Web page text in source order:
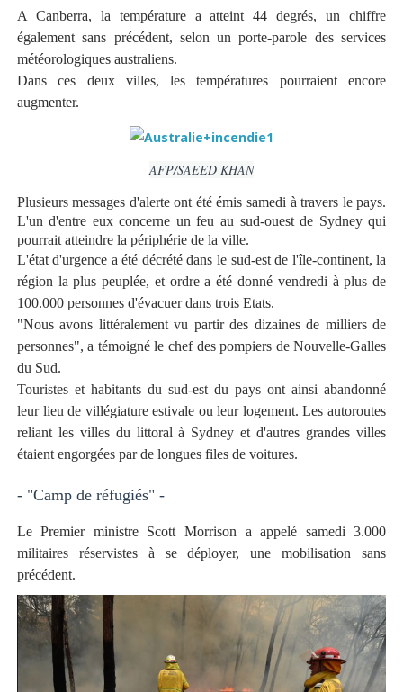
A Canberra, la température a atteint 44 degrés, un chiffre
également sans précédent, selon un porte-parole des services
météorologiques australiens.
Dans ces deux villes, les températures pourraient encore
augmenter.
AFP/SAEED KHAN
Plusieurs messages d'alerte ont été émis samedi à travers le pays.
L'un d'entre eux concerne un feu au sud-ouest de Sydney qui
pourrait atteindre la périphérie de la ville.
L'état d'urgence a été décrété dans le sud-est de l'île-continent, la
région la plus peuplée, et ordre a été donné vendredi à plus de
100.000 personnes d'évacuer dans trois Etats.
"Nous avons littéralement vu partir des dizaines de milliers de
personnes", a témoigné le chef des pompiers de Nouvelle-Galles
du Sud.
Touristes et habitants du sud-est du pays ont ainsi abandonné
leur lieu de villégiature estivale ou leur logement. Les autoroutes
reliant les villes du littoral à Sydney et d'autres grandes villes
étaient engorgées par de longues files de voitures.
- "Camp de réfugiés" -
Le Premier ministre Scott Morrison a appelé samedi 3.000
militaires réservistes à se déployer, une mobilisation sans
précédent.